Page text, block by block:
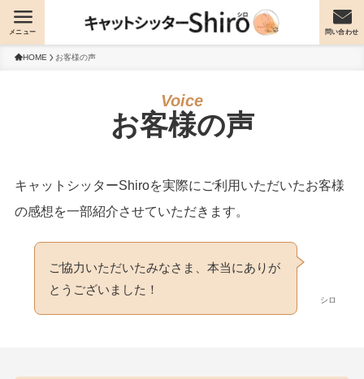
問い合わせ
メニュー
HOME お客様の声
お客様の声
キャットシッターShiroを実際にご利用いただいたお客様
の感想を一部紹介させていただきます。
シロ
ご協力いただいたみなさま、本当にありが
とうございました！